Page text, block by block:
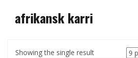
afrikansk karri
Showing the single result